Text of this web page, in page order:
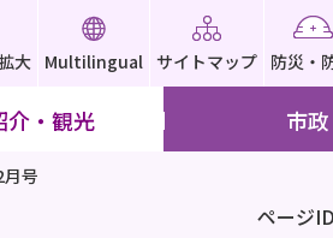
大 Multilingual サイトマップ 防災・
介・観光 市政
号
ページ